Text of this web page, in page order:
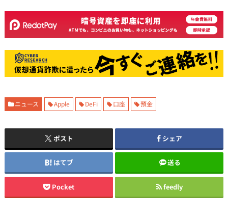
ニュース Apple DeFi 口座 預金
ポスト シェア
はてブ 送る
Pocket feedly